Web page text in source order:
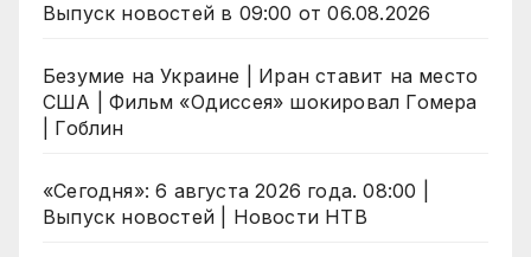
Выпуск новостей в 09:00 от 06.08.2026
Безумие на Украине | Иран ставит на место
США | Фильм «Одиссея» шокировал Гомера
| Гоблин
«Сегодня»: 6 августа 2026 года. 08:00 |
Выпуск новостей | Новости НТВ